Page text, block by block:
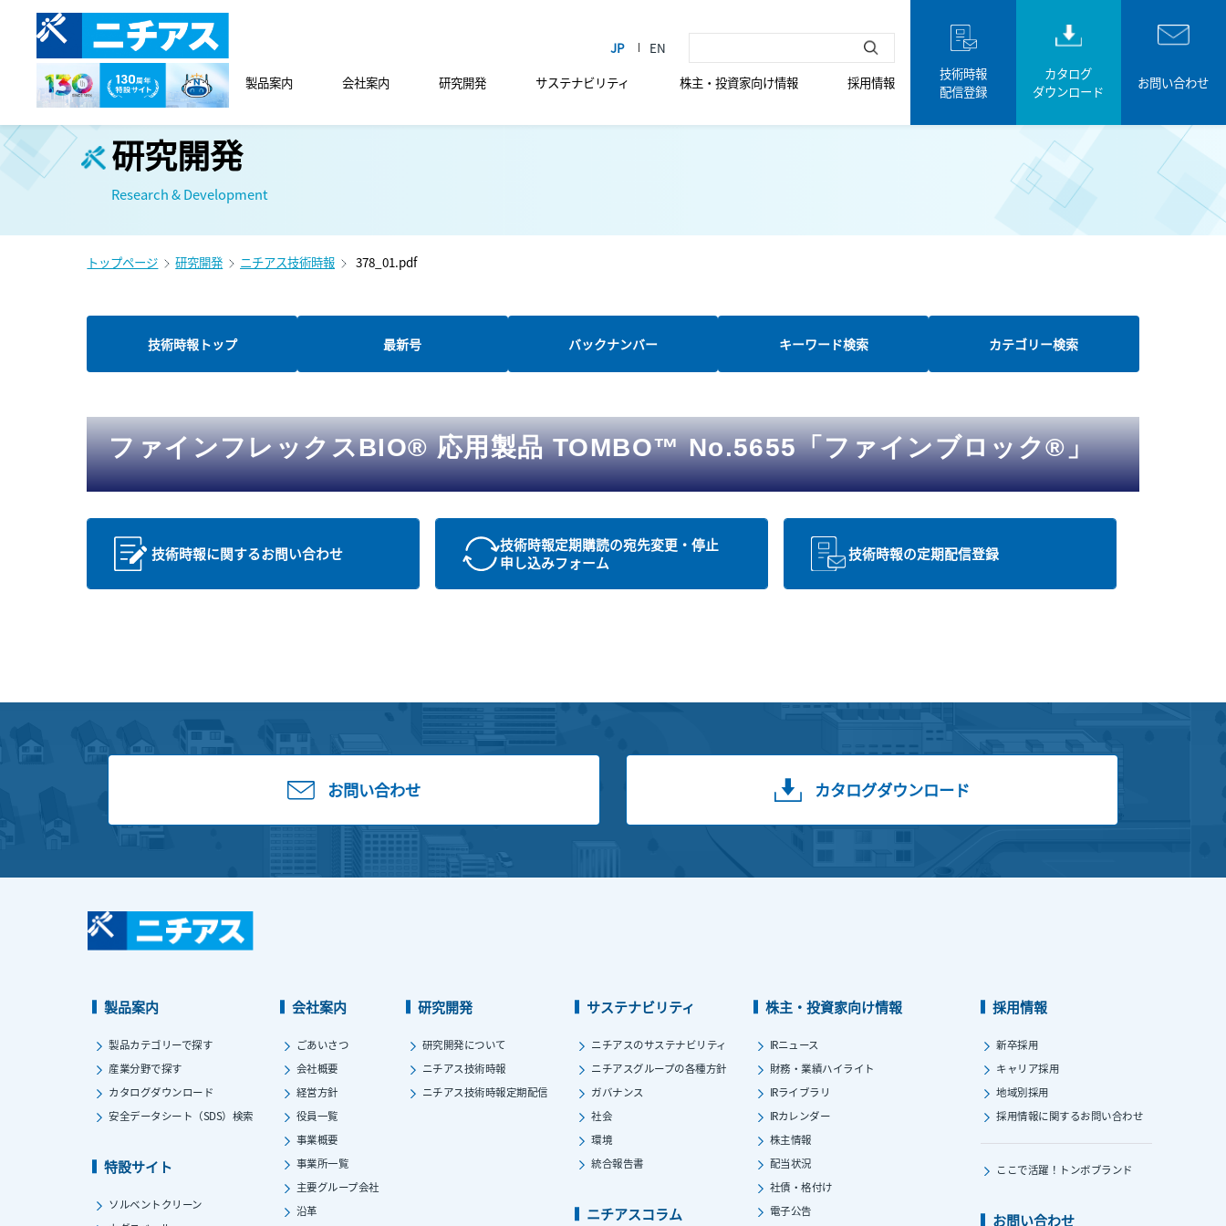
製品案内 会社案内 研究開発 サステナビリティ 株主・投資家向け情報 採用情報
技術時報
配信登録
カタログ
ダウンロード
お問い合わせ
研究開発
Research & Development
トップページ 研究開発 ニチアス技術時報 378_01.pdf
技術時報トップ 最新号 バックナンバー キーワード検索 カテゴリー検索
ファインフレックスBIO® 応用製品 TOMBO™ No.5655「ファインブロック®」
技術時報に関するお問い合わせ
技術時報定期購読の宛先変更・停止
申し込みフォーム
技術時報の定期配信登録
お問い合わせ カタログダウンロード
製品案内
製品カテゴリーで探す
産業分野で探す
カタログダウンロード
安全データシート（SDS）検索
特設サイト
ソルベントクリーン
会社案内
ごあいさつ
会社概要
経営方針
役員一覧
事業概要
事業所一覧
主要グループ会社
沿革
研究開発
研究開発について
ニチアス技術時報
ニチアス技術時報定期配信
サステナビリティ
ニチアスのサステナビリティ
ニチアスグループの各種方針
ガバナンス
社会
環境
統合報告書
ニチアスコラム
株主・投資家向け情報
IRニュース
財務・業績ハイライト
IRライブラリ
IRカレンダー
株主情報
配当状況
社債・格付け
電子公告
採用情報
新卒採用
キャリア採用
地域別採用
採用情報に関するお問い合わせ
ここで活躍！ トンボブランド
お問い合わせ